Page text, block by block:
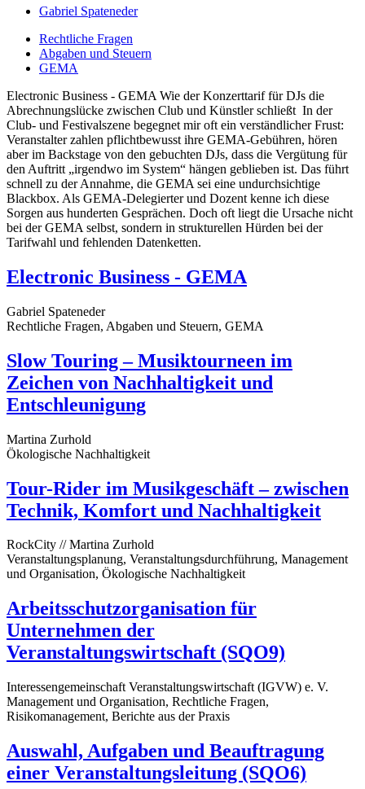
Gabriel Spateneder
Rechtliche Fragen
Abgaben und Steuern
GEMA
Electronic Business - GEMA Wie der Konzerttarif für DJs die
Abrechnungslücke zwischen Club und Künstler schließt In der
Club- und Festivalszene begegnet mir oft ein verständlicher Frust:
Veranstalter zahlen pflichtbewusst ihre GEMA-Gebühren, hören
aber im Backstage von den gebuchten DJs, dass die Vergütung für
den Auftritt „irgendwo im System“ hängen geblieben ist. Das führt
schnell zu der Annahme, die GEMA sei eine undurchsichtige
Blackbox. Als GEMA-Delegierter und Dozent kenne ich diese
Sorgen aus hunderten Gesprächen. Doch oft liegt die Ursache nicht
bei der GEMA selbst, sondern in strukturellen Hürden bei der
Tarifwahl und fehlenden Datenketten.
Electronic Business - GEMA
Gabriel Spateneder
Rechtliche Fragen, Abgaben und Steuern, GEMA
Slow Touring – Musiktourneen im
Zeichen von Nachhaltigkeit und
Entschleunigung
Martina Zurhold
Ökologische Nachhaltigkeit
Tour-Rider im Musikgeschäft – zwischen
Technik, Komfort und Nachhaltigkeit
RockCity // Martina Zurhold
Veranstaltungsplanung, Veranstaltungsdurchführung, Management
und Organisation, Ökologische Nachhaltigkeit
Arbeitsschutzorganisation für
Unternehmen der
Veranstaltungswirtschaft (SQO9)
Interessengemeinschaft Veranstaltungswirtschaft (IGVW) e. V.
Management und Organisation, Rechtliche Fragen,
Risikomanagement, Berichte aus der Praxis
Auswahl, Aufgaben und Beauftragung
einer Veranstaltungsleitung (SQO6)